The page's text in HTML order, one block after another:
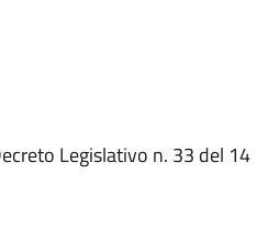
Legislativo n. 33 del 14